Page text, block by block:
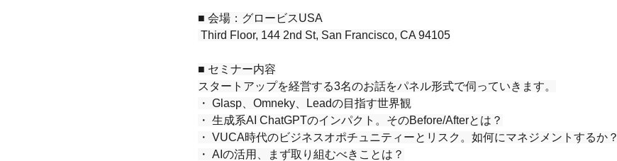
■ 会場：グロービスUSA
Third Floor, 144 2nd St, San Francisco, CA 94105
■ セミナー内容
スタートアップを経営する3名のお話をパネル形式で伺っていきます。
・ Glasp、Omneky、Leadの目指す世界観
・ 生成系AI ChatGPTのインパクト。そのBefore/Afterとは？
・ VUCA時代のビジネスオポチュニティーとリスク。如何にマネジメントするか？
・ AIの活用、まず取り組むべきことは？